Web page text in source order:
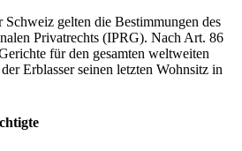
gelten die Bestimmungen des
Privatrechts (IPRG). Nach Art. 86
für den gesamten weltweiten
Erblasser seinen letzten Wohnsitz in